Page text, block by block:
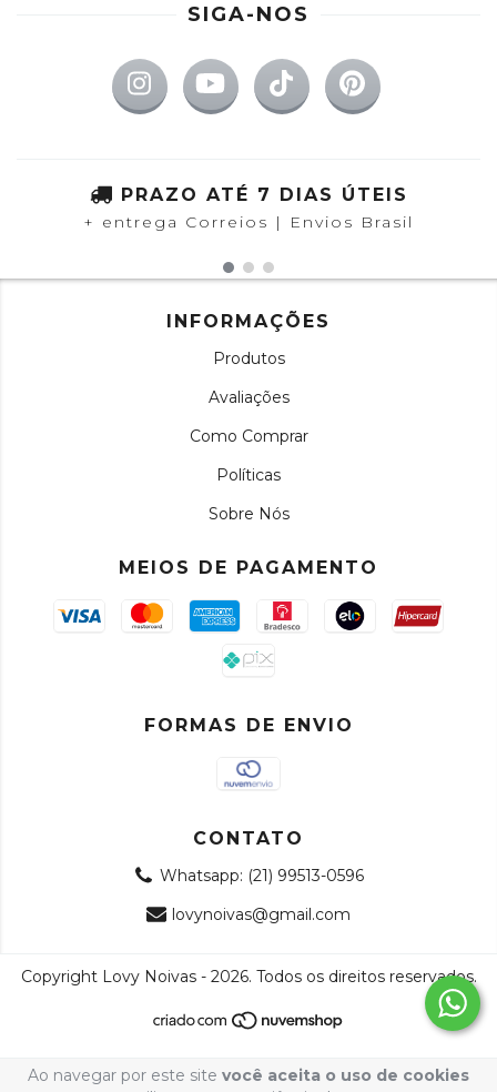
Ao navegar por este site você aceita o uso de cookies
SIGA-NOS
PRAZO ATÉ 7 DIAS ÚTEIS
+ entrega Correios | Envios Brasil
INFORMAÇÕES
Produtos
Avaliações
Como Comprar
Políticas
Sobre Nós
MEIOS DE PAGAMENTO
FORMAS DE ENVIO
CONTATO
Whatsapp: (21) 99513-0596
lovynoivas@gmail.com
Copyright Lovy Noivas - 2026. Todos os direitos reservados.